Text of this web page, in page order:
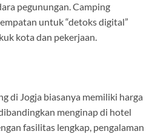
pegunungan. Camping
untuk “detoks digital”
kota dan pekerjaan.
di Jogja biasanya memiliki harga
menginap di hotel
fasilitas lengkap, pengalaman